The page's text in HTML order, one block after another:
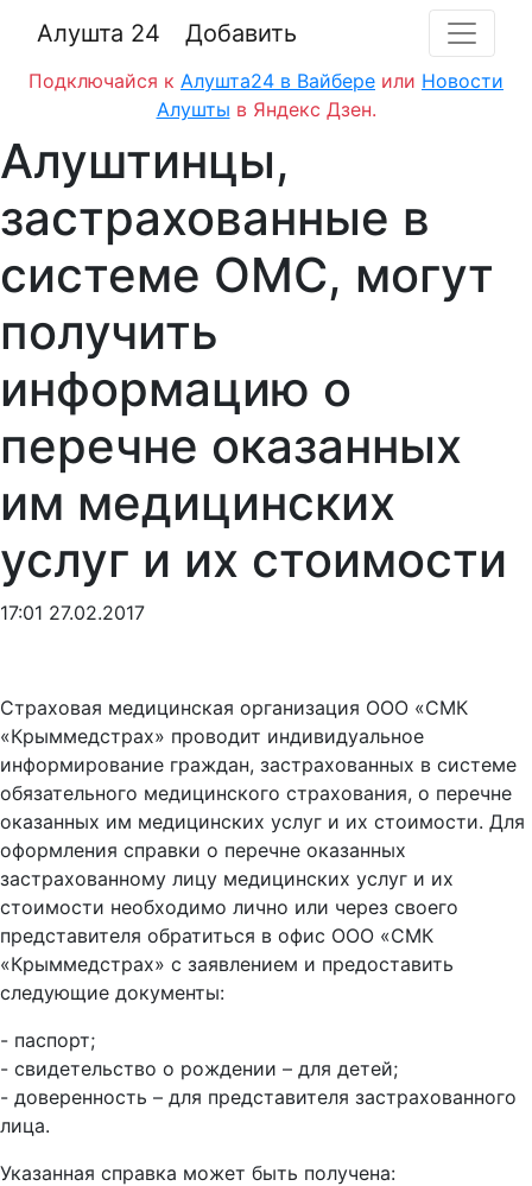
Алушта 24 Добавить
Подключайся к Алушта24 в Вайбере или Новости
Алушты в Яндекс Дзен.
Алуштинцы,
застрахованные в
системе ОМС, могут
получить
информацию о
перечне оказанных
им медицинских
услуг и их стоимости
17:01 27.02.2017
Страховая медицинская организация ООО «СМК
«Крыммедстрах» проводит индивидуальное
информирование граждан, застрахованных в системе
обязательного медицинского страхования, о перечне
оказанных им медицинских услуг и их стоимости. Для
оформления справки о перечне оказанных
застрахованному лицу медицинских услуг и их
стоимости необходимо лично или через своего
представителя обратиться в офис ООО «СМК
«Крыммедстрах» c заявлением и предоставить
следующие документы:
- паспорт;
- свидетельство о рождении – для детей;
- доверенность – для представителя застрахованного
лица.
Указанная справка может быть получена: